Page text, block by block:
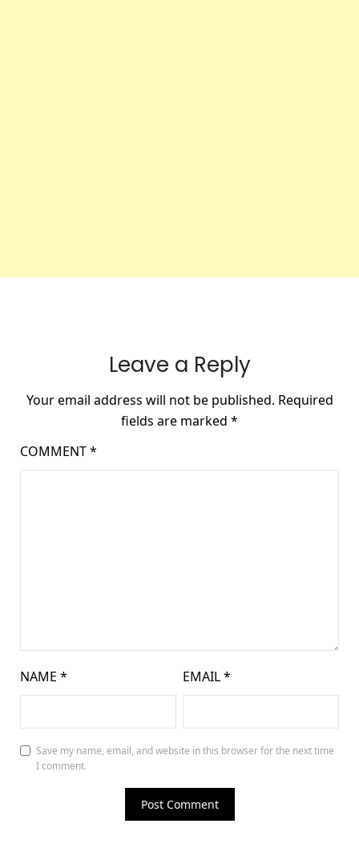
Leave a Reply
Your email address will not be published. Required
fields are marked *
COMMENT*
NAME * EMAIL*
Save my name, email, and website in this browser for the next time
I comment.